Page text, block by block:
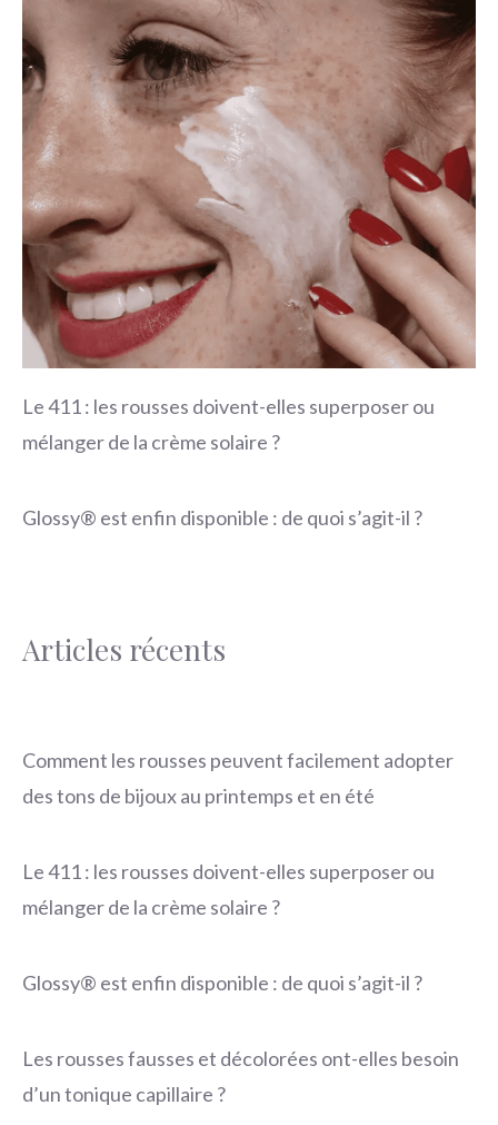
Le 411 : les rousses doivent-elles superposer ou
mélanger de la crème solaire ?
Glossy® est enfin disponible : de quoi s’agit-il ?
Articles récents
Comment les rousses peuvent facilement adopter
des tons de bijoux au printemps et en été
Le 411 : les rousses doivent-elles superposer ou
mélanger de la crème solaire ?
Glossy® est enfin disponible : de quoi s’agit-il ?
Les rousses fausses et décolorées ont-elles besoin
d’un tonique capillaire ?